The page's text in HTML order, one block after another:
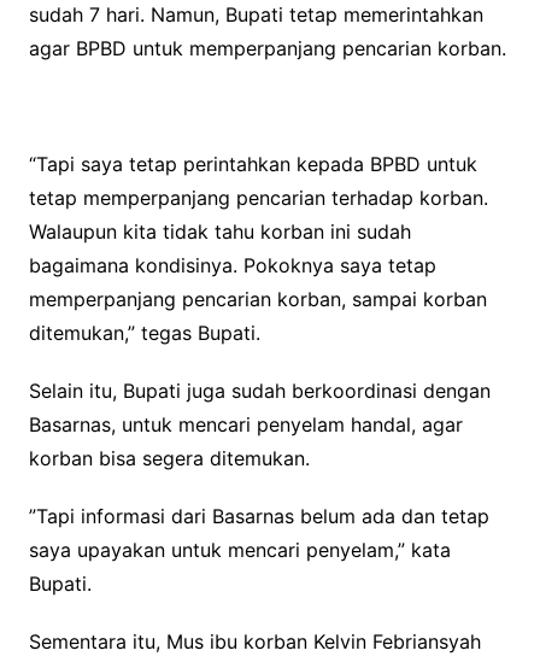
sudah 7 hari. Namun, Bupati tetap memerintahkan
agar BPBD untuk memperpanjang pencarian korban.
“Tapi saya tetap perintahkan kepada BPBD untuk
tetap memperpanjang pencarian terhadap korban.
Walaupun kita tidak tahu korban ini sudah
bagaimana kondisinya. Pokoknya saya tetap
memperpanjang pencarian korban, sampai korban
ditemukan,” tegas Bupati.
Selain itu, Bupati juga sudah berkoordinasi dengan
Basarnas, untuk mencari penyelam handal, agar
korban bisa segera ditemukan.
‎”Tapi informasi dari Basarnas belum ada dan tetap
saya upayakan untuk mencari penyelam,” kata
Bupati.
‎‎Sementara itu, Mus ibu korban Kelvin Febriansyah